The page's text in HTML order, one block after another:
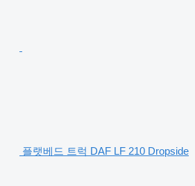
플랫베드 트럭 DAF LF 210 Dropside